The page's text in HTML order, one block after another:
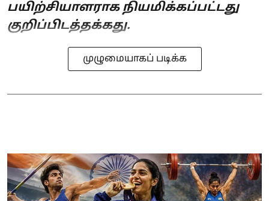
பயிற்சியாளராக நியமிக்கப்பட்டது
குறிப்பிடத்தக்கது.
முழுமையாகப் படிக்க